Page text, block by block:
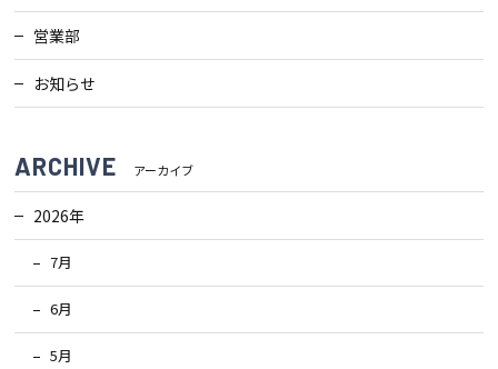
検査・アフターメンテナンス
家づくりのスケジュール
スタッフブログ
プライバシー
ポリシー
ソーシャルメディアポリ
営業部
お知らせ
ARCHIVE アーカイブ
2026年
7月
6月
5月